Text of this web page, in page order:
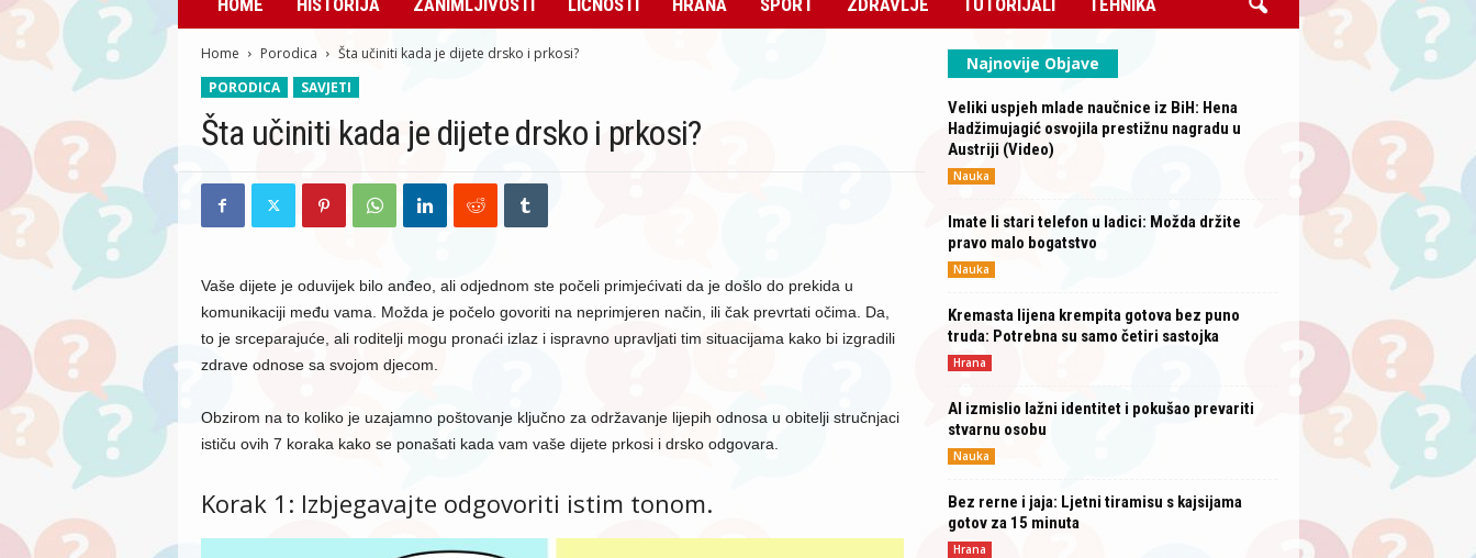
HOME HISTORIJA ZANIMLJIVOSTI LIČNOSTI HRANA SPORT ZDRAVLJE TUTORIJALI TEHNIKA
Home Porodica
Šta učiniti kada je dijete drsko i prkosi?
PORODICA
SAVJETI
Šta učiniti kada je dijete drsko i prkosi?
Vaše dijete je oduvijek bilo anđeo, ali odjednom ste počeli primjećivati da je došlo do prekida u
komunikaciji među vama. Možda je počelo govoriti na neprimjeren način, ili čak prevrtati očima. Da,
to je srceparajuće, ali roditelji mogu pronaći izlaz i ispravno upravljati tim situacijama kako bi izgradili
zdrave odnose sa svojom djecom.
Obzirom na to koliko je uzajamno poštovanje ključno za održavanje lijepih odnosa u obitelji stručnjaci
ističu ovih 7 koraka kako se ponašati kada vam vaše dijete prkosi i drsko odgovara.
Korak 1: Izbjegavajte odgovoriti istim tonom.
Najnovije Objave
Veliki uspjeh mlade naučnice iz BiH: Hena
Hadžimujagić osvojila prestižnu nagradu u
Austriji (Video)
Nauka
Imate li stari telefon u ladici: Možda držite
pravo malo bogatstvo
Nauka
Kremasta lijena krempita gotova bez puno
truda: Potrebna su samo četiri sastojka
Hrana
AI izmislio lažni identitet i pokušao prevariti
stvarnu osobu
Nauka
Bez rerne i jaja: Ljetni tiramisu s kajsijama
gotov za 15 minuta
Hrana